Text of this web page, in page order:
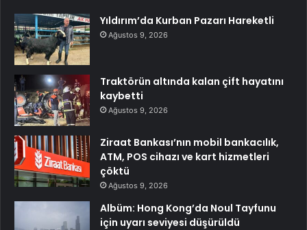
Yıldırım’da Kurban Pazarı Hareketli
Ağustos 9, 2026
Traktörün altında kalan çift hayatını
kaybetti
Ağustos 9, 2026
Ziraat Bankası’nın mobil bankacılık,
ATM, POS cihazı ve kart hizmetleri
çöktü
Ağustos 9, 2026
Albüm: Hong Kong’da Noul Tayfunu
için uyarı seviyesi düşürüldü